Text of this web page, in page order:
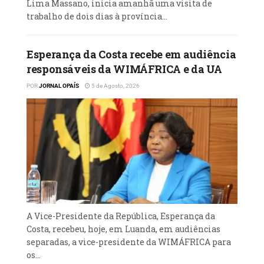
países têm relações muito profícuas quer no
âmbito bilateral como no multilateral.
Angola e Namíbia com boas relações
policiais
Presente no encontro, o Inspector-Geral da
Polícia da Namíbia, general Joseph
Shimweelao Shikongo, referiu que existe
uma Comissão Conjunta entre as repúblicas
de Angola e da Namíbia, integrada por
diferentes departamentos ministeriais,
como as que actuam na administração da
justiça, defesa interna e diplomacia. Estes
órgãos, assegurou, têm trabalhado
conjuntamente para o reforço da capacidade
de resposta no combate aos crimes
transfronteiriços, uma vez que Angola e a
Lima Massano, inicia amanhã uma visita de
trabalho de dois dias à província...
Esperança da Costa recebe em audiência
responsáveis da WIMÁFRICA e da UA
PORJORNAL OPAÍS 5 de Agosto, 2026
A Vice-Presidente da República, Esperança da
Costa, recebeu, hoje, em Luanda, em audiências
separadas, a vice-presidente da WIMÁFRICA para
os...